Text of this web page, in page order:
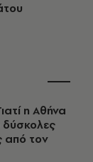
η Αθήνα
δύσκολες
από τον